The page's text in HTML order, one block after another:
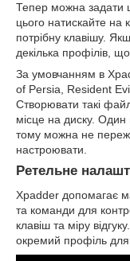
Тепер можна задати
цього натискайте на
потрібну клавішу.
декілька профілів,
За умовчанням в
of Persia, Resident
Створювати такі
місце на диску. Один
тому можна не
настроювати.
Ретельне
Xpadder допомагає
та команди для
клавіш та міру
окремий профіль для